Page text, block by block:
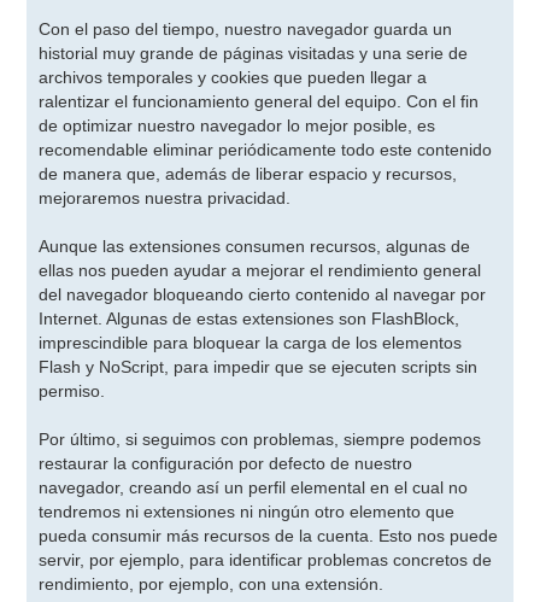
Con el paso del tiempo, nuestro navegador guarda un
historial muy grande de páginas visitadas y una serie de
archivos temporales y cookies que pueden llegar a
ralentizar el funcionamiento general del equipo. Con el fin
de optimizar nuestro navegador lo mejor posible, es
recomendable eliminar periódicamente todo este contenido
de manera que, además de liberar espacio y recursos,
mejoraremos nuestra privacidad.
Aunque las extensiones consumen recursos, algunas de
ellas nos pueden ayudar a mejorar el rendimiento general
del navegador bloqueando cierto contenido al navegar por
Internet. Algunas de estas extensiones son FlashBlock,
imprescindible para bloquear la carga de los elementos
Flash y NoScript, para impedir que se ejecuten scripts sin
permiso.
Por último, si seguimos con problemas, siempre podemos
restaurar la configuración por defecto de nuestro
navegador, creando así un perfil elemental en el cual no
tendremos ni extensiones ni ningún otro elemento que
pueda consumir más recursos de la cuenta. Esto nos puede
servir, por ejemplo, para identificar problemas concretos de
rendimiento, por ejemplo, con una extensión.